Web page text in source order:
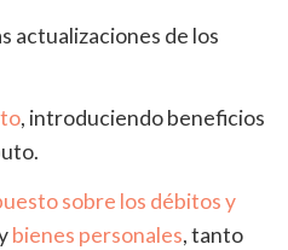
actualizaciones de los
, introduciendo beneficios
sobre los débitos y
bienes personales, tanto